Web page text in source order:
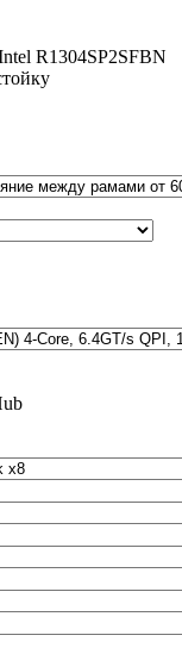
R1304SP2SFBN